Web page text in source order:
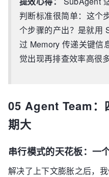
判断标准很简单：这个
个步骤的产出？是就用
过 Memory 传递关键信
觉出现再排查效率高很多
05 Agent Team：
期大
串行模式的天花板：一
解决了上下文膨胀之后，我